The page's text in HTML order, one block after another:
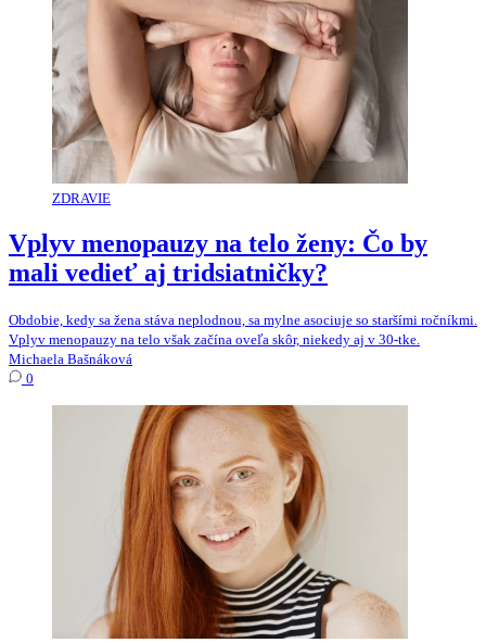
ZDRAVIE
Vplyv menopauzy na telo ženy: Čo by
mali vedieť aj tridsiatničky?
Obdobie, kedy sa žena stáva neplodnou, sa mylne asociuje so staršími ročníkmi.
Vplyv menopauzy na telo však začína oveľa skôr, niekedy aj v 30-tke.
Michaela Bašnáková
0